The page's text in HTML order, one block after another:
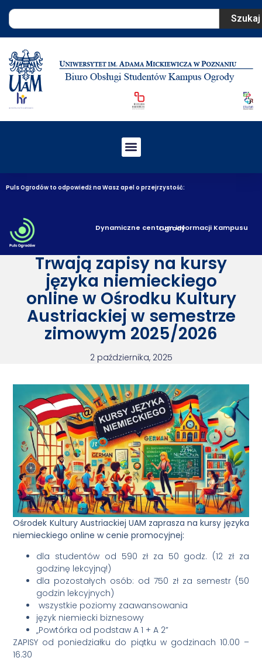
Szukaj
Puls Ogrodów to odpowiedź na Wasz apel o przejrzystość:
Dynamiczne centrum informacji Kampusu Ogrody
Trwają zapisy na kursy
języka niemieckiego
online w Ośrodku Kultury
Austriackiej w semestrze
zimowym 2025/2026
2 października, 2025
Ośrodek Kultury Austriackiej UAM zaprasza na kursy języka
niemieckiego online wcenie promocyjnej:
dla studentów od 590 zł za 50 godz. (12 zł za
godzinę lekcyjną!)
dla pozostałych osób: od 750 zł za semestr (50
godzin lekcyjnych)
wszystkie poziomy zaawansowania
język niemiecki biznesowy
„Powtórka od podstaw A 1 + A 2”
ZAPISY od poniedziałku do piątku w godzinach 10.00 –
16.30